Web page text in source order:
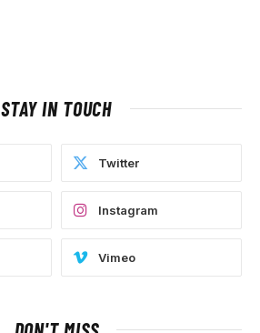
STAY IN TOUCH
Twitter
Instagram
Vimeo